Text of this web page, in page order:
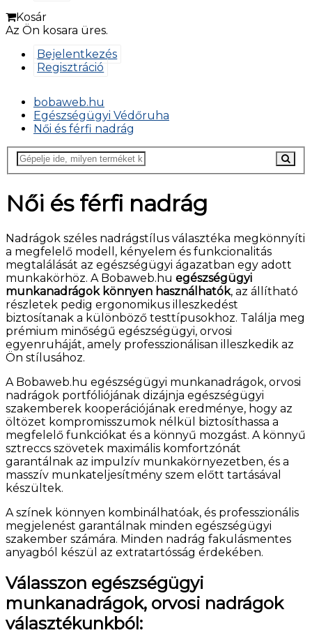
Kosár
Az Ön kosara üres.
Bejelentkezés
Regisztráció
bobaweb.hu
Egészségügyi Védőruha
Női és férfi nadrág
Női és férfi nadrág
Nadrágok széles nadrágstílus választéka megkönnyíti
a megfelelő modell, kényelem és funkcionalitás
megtalálását az egészségügyi ágazatban egy adott
munkakörhöz. A Bobaweb.hu egészségügyi
munkanadrágok könnyen használhatók, az állítható
részletek pedig ergonomikus illeszkedést
biztosítanak a különböző testtípusokhoz. Találja meg
prémium minőségű egészségügyi, orvosi
egyenruháját, amely professzionálisan illeszkedik az
Ön stílusához.
A Bobaweb.hu egészségügyi munkanadrágok, orvosi
nadrágok portfóliójának dizájnja egészségügyi
szakemberek kooperációjának eredménye, hogy az
öltözet kompromisszumok nélkül biztosíthassa a
megfelelő funkciókat és a könnyű mozgást. A könnyű
sztreccs szövetek maximális komfortzónát
garantálnak az impulzív munkakörnyezetben, és a
masszív munkateljesítmény szem előtt tartásával
készültek.
A színek könnyen kombinálhatóak, és professzionális
megjelenést garantálnak minden egészségügyi
szakember számára. Minden nadrág fakulásmentes
anyagból készül az extratartósság érdekében.
Válasszon egészségügyi
munkanadrágok, orvosi nadrágok
választékunkból: